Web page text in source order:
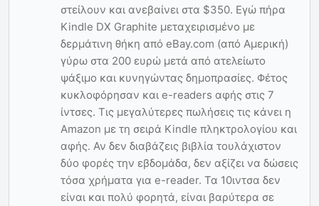
στείλουν και ανεβαίνει στα $350. Εγώ πήρα
Kindle DX Graphite μεταχειρισμένο με
δερμάτινη θήκη από eBay.com (από Αμερική)
γύρω στα 200 ευρώ μετά από ατελείωτο
ψάξιμο και κυνηγώντας δημοπρασίες. Φέτος
κυκλοφόρησαν και e-readers αφής στις 7
ίντσες. Τις μεγαλύτερες πωλήσεις τις κάνει η
Amazon με τη σειρά Kindle πληκτρολογίου και
αφής. Αν δεν διαβάζεις βιβλία τουλάχιστον
δύο φορές την εβδομάδα, δεν αξίζει να δώσεις
τόσα χρήματα για e-reader. Τα 10ιντσα δεν
είναι και πολύ φορητά, είναι βαρύτερα σε